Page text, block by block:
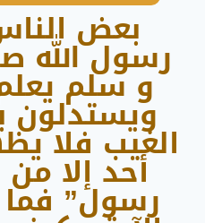
بعض
رسول الله
و سلم
ويستدلون
الغيب فلا
أحد إلا
رسول”